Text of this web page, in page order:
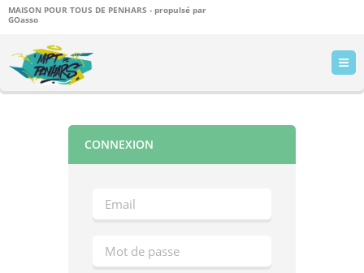
MAISON POUR TOUS DE PENHARS - propulsé par
GOasso
CONNEXION